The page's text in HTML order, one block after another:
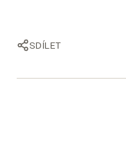
SDÍLET